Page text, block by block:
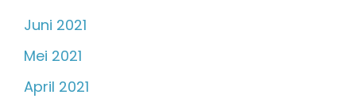
Juni 2021
Mei 2021
April 2021